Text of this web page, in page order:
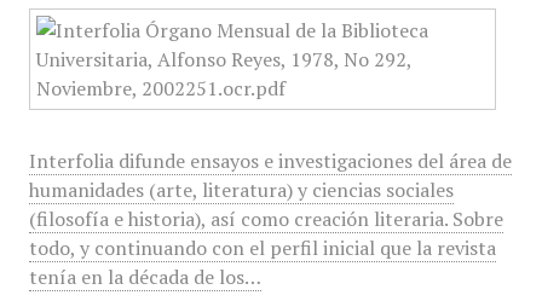
Interfolia difunde ensayos e investigaciones del área de
humanidades (arte, literatura) y ciencias sociales
(filosofía e historia), así como creación literaria. Sobre
todo, y continuando con el perfil inicial que la revista
tenía en la década de los…